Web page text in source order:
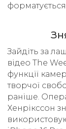
Зайдіть за
відео The
функції
творчої
раніше.
Хенрікссон